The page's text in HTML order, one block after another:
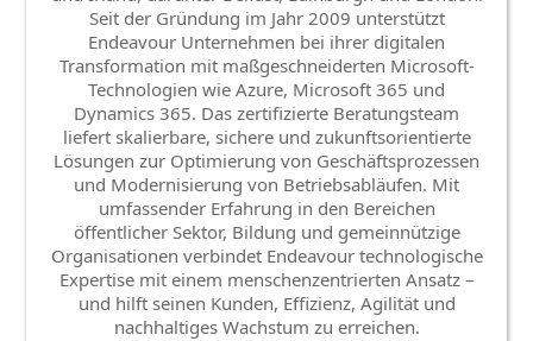
Seit der Gründung im Jahr 2009 unterstützt
Endeavour Unternehmen bei ihrer digitalen
Transformation mit maßgeschneiderten Microsoft-
Technologien wie Azure, Microsoft 365 und
Dynamics 365. Das zertifizierte Beratungsteam
liefert skalierbare, sichere und zukunftsorientierte
Lösungen zur Optimierung von Geschäftsprozessen
und Modernisierung von Betriebsabläufen. Mit
umfassender Erfahrung in den Bereichen
öffentlicher Sektor, Bildung und gemeinnützige
Organisationen verbindet Endeavour technologische
Expertise mit einem menschenzentrierten Ansatz –
und hilft seinen Kunden, Effizienz, Agilität und
nachhaltiges Wachstum zu erreichen.